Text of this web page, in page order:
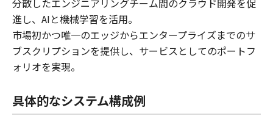
進し、AIと機械学習を活用。
市場初かつ唯一のエッジからエンタープライズまでのサ
ブスクリプションを提供し、サービスとしてのポートフ
ォリオを実現。
具体的なシステム構成例